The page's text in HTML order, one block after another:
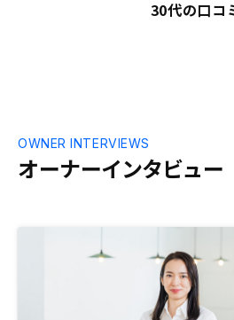
30代の口コ
オーナーインタビュー
OWNER INTERVIEWS